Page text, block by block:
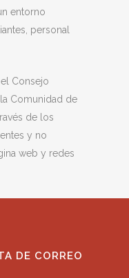
entorno
personal
Consejo
Comunidad de
de los
y no
web y redes
DE CORREO